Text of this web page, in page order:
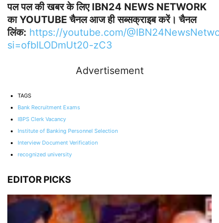
पल पल की खबर के लिए IBN24 NEWS NETWORK
का YOUTUBE चैनल आज ही सब्सक्राइब करें। चैनल
लिंक: https://youtube.com/
si=ofbILODmUt20-zC3
Advertisement
TAGS
Bank Recruitment Exams
IBPS Clerk Vacancy
Institute of Banking Personnel Selection
Interview Document Verification
recognized university
EDITOR PICKS